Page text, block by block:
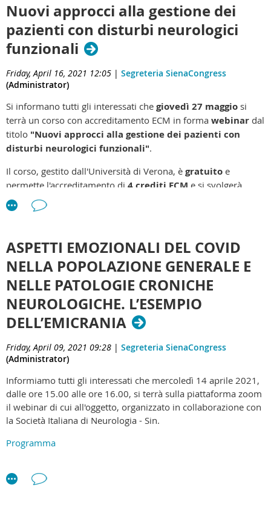
In questo incontro, le relatrici discuteranno di come la scienza
aperta può rappresentare un insieme di approcci e pratiche
fondamentali per l'avanzamento delle conoscenze in campo
clinico, affrontando sia questioni metodologiche, sia problemi
più generici, con un'attenzione particolare alla salvaguardia
dei diritti dei pazienti.
Gli interventi, moderati da Alessandra Dodich, saranno:
Valentina Borghesani - Tra il dire e il fare: come navigare il
mare dell'open science in scenari clinici
Giulia Bertò - Strumenti aperti per la segmentazione di fasci
Giada Lettieri - Data sharing di dati comportamentali e di
neuroimmagine nelle neuroscienze affettive e sociali
Corinna Porteri - La condivisione dei dati clinici nella ricerca.
Aspetti di bioetica
generale.
Iscrizione, indispensabile, al link : (vi suggeriamo di
iscrivervi in anticipo)
https://unitn.zoom.us/meeting/register/tZElf-
upqz0uE9DQXmpMsS4aYglSyMqIz0gw
Per qualsiasi informazione, la mail di riferimento
Nuovi approcci alla gestione dei
pazienti con disturbi neurologici
funzionali
Friday, April 16, 2021 12:05 | Segreteria SienaCongress
(Administrator)
Si informano tutti gli interessati che giovedì 27 maggio si
terrà un corso con accreditamento ECM in forma webinar dal
titolo "Nuovi approcci alla gestione dei pazienti con
disturbi neurologici funzionali".
Il corso, gestito dall'Università di Verona, è gratuito e
permette l'accreditamento di 4 crediti ECM e si svolgerà
dalle
8.45
Al termine si terranno i questionari ECM.
fisiatri, medici legali, medici di medicina generale, psicologi,
psicoterapeuti, fisioterapisti, logopedisti.
Per seguire il corso è necessario iscriversi al seguente link sul
Portale Iscrizioni Corsi dell'Università di
Verona:https://gestionecorsi.ospedaleuniverona.it/
Per ulteriori informazioni contattare la segreteria
christian.geroin@univr.it)
ASPETTI EMOZIONALI DEL COVID
NELLA POPOLAZIONE GENERALE E
NELLE PATOLOGIE CRONICHE
NEUROLOGICHE. L’ESEMPIO
DELL’EMICRANIA
Friday, April 09, 2021 09:28 | Segreteria SienaCongress
(Administrator)
Informiamo tutti gli interessati che mercoledì 14 aprile 2021,
dalle ore 15.00 alle ore 16.00, si terrà sulla piattaforma zoom
il webinar di cui all'oggetto, organizzato in collaborazione con
la Società Italiana di Neurologia - Sin.
Programma